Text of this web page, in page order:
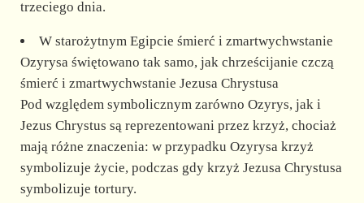
trzeciego dnia.
W starożytnym Egipcie śmierć i zmartwychwstanie
Ozyrysa świętowano tak samo, jak chrześcijanie czczą
śmierć i zmartwychwstanie Jezusa Chrystusa
Pod względem symbolicznym zarówno Ozyrys, jak i
Jezus Chrystus są reprezentowani przez krzyż, chociaż
mają różne znaczenia: w przypadku Ozyrysa krzyż
symbolizuje życie, podczas gdy krzyż Jezusa Chrystusa
symbolizuje tortury.